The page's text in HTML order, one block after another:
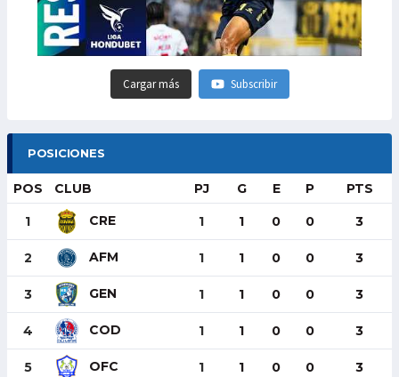
Cargar más Subscribir
POSICIONES
POS CLUB PJ G E P PTS
1 CRE 1 1 0 0 3
2 AFM 1 1 0 0 3
3 GEN 1 1 0 0 3
4 COD 1 1 0 0 3
5 OFC 1 1 0 0 3